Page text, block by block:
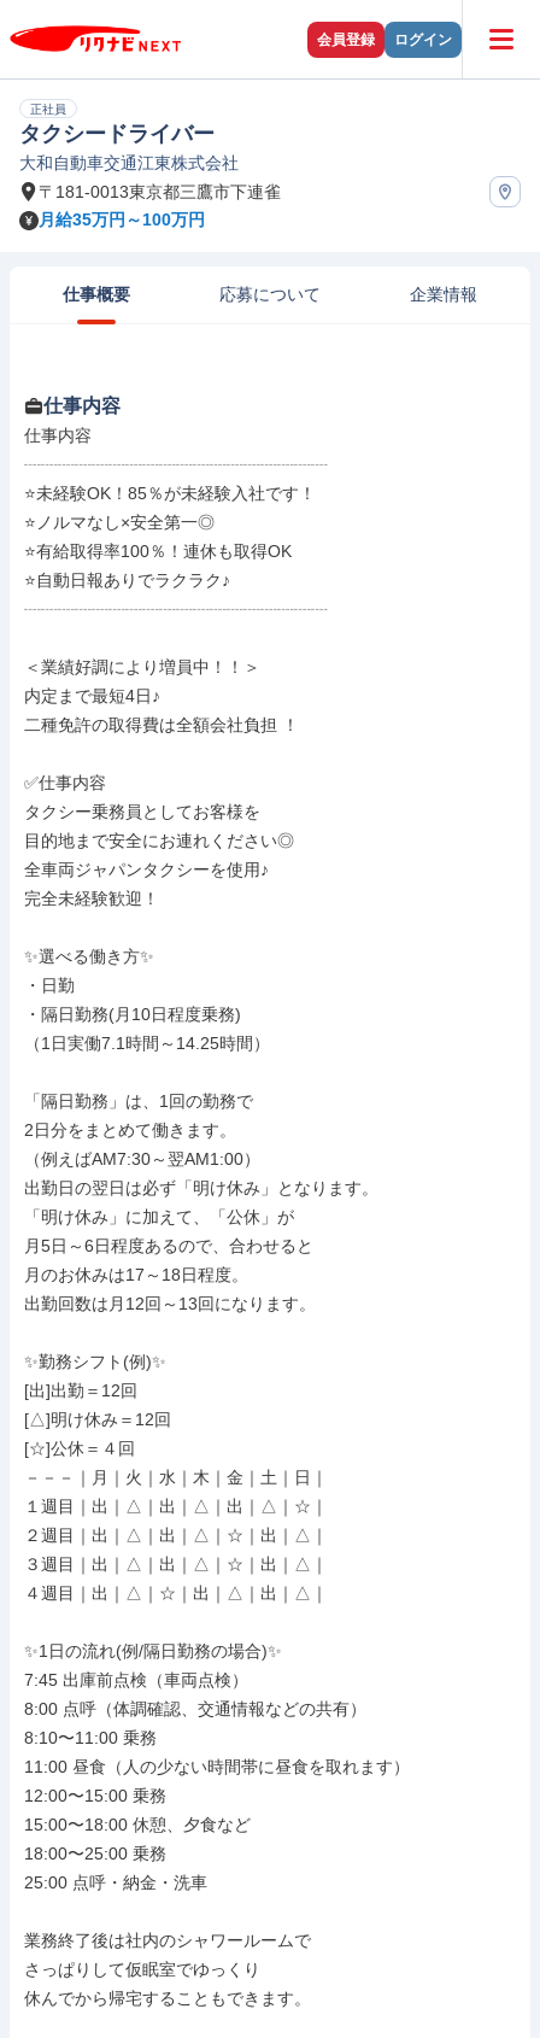
会員登録 ログイン
正社員
タクシードライバー
大和自動車交通江東株式会社
〒181-0013東京都三鷹市下連雀
月給35万円～100万円
仕事概要 応募について 企業情報
仕事内容
仕事内容
┈┈┈┈┈┈┈┈┈┈┈┈┈┈┈┈┈┈
⭐未経験OK！85％が未経験入社です！
⭐ノルマなし×安全第一◎
⭐有給取得率100％！連休も取得OK
⭐自動日報ありでラクラク♪
┈┈┈┈┈┈┈┈┈┈┈┈┈┈┈┈┈┈
＜業績好調により増員中！！＞
内定まで最短4日♪
二種免許の取得費は全額会社負担 ！
✅仕事内容
タクシー乗務員としてお客様を
目的地まで安全にお連れください◎
全車両ジャパンタクシーを使用♪
完全未経験歓迎！
✨選べる働き方✨
・日勤
・隔日勤務(月10日程度乗務)
（1日実働7.1時間～14.25時間）
「隔日勤務」は、1回の勤務で
2日分をまとめて働きます。
（例えばAM7:30～翌AM1:00）
出勤日の翌日は必ず「明け休み」となります。
「明け休み」に加えて、「公休」が
月5日～6日程度あるので、合わせると
月のお休みは17～18日程度。
出勤回数は月12回～13回になります。
✨勤務シフト(例)✨
[出]出勤＝12回
[△]明け休み＝12回
[☆]公休＝４回
－－－｜月｜火｜水｜木｜金｜土｜日｜
１週目｜出｜△｜出｜△｜出｜△｜☆｜
２週目｜出｜△｜出｜△｜☆｜出｜△｜
３週目｜出｜△｜出｜△｜☆｜出｜△｜
４週目｜出｜△｜☆｜出｜△｜出｜△｜
✨1日の流れ(例/隔日勤務の場合)✨
7:45 出庫前点検（車両点検）
8:00 点呼（体調確認、交通情報などの共有）
8:10〜11:00 乗務
11:00 昼食（人の少ない時間帯に昼食を取れます）
12:00〜15:00 乗務
15:00〜18:00 休憩、夕食など
18:00〜25:00 乗務
25:00 点呼・納金・洗車
業務終了後は社内のシャワールームで
さっぱりして仮眠室でゆっくり
休んでから帰宅することもできます。